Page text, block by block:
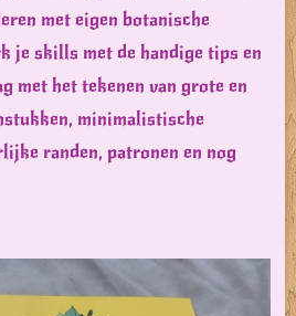
met eigen botanische
je skills met de handige tips en
met het tekenen van grote en
minimalistische
randen, patronen en nog